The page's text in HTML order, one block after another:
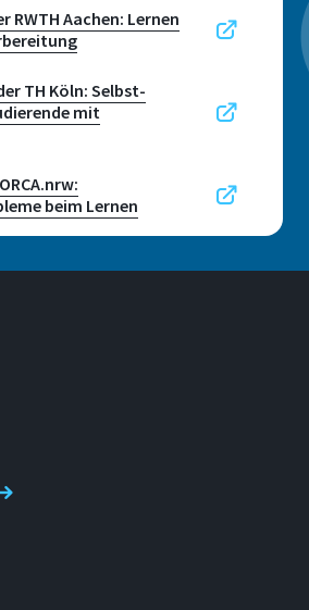
20
in der Sie kurz Ihr Anliegen
mögliche Zeitfenster für ein
RWTH Aachen: Lernen
TH Köln: Selbst-
mit
beim Lernen